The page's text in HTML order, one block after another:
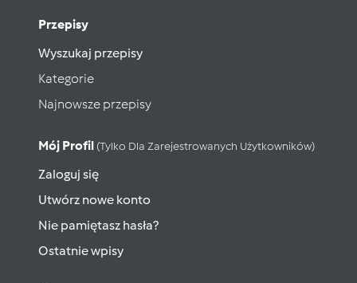
Przepisy
Wyszukaj przepisy
Kategorie
Najnowsze przepisy
Mój Profil (tylko Dla Zarejestrowanych Użytkowników)
Zaloguj się
Utwórz nowe konto
Nie pamiętasz hasła?
Ostatnie wpisy